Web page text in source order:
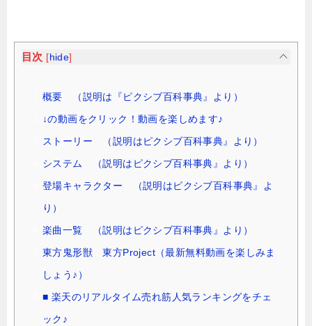
目次 [ hide]
概要 （説明は『ピクシブ百科事典』より）
↓の動画をクリック！動画を楽しめます♪
ストーリー （説明はピクシブ百科事典』より）
システム （説明はピクシブ百科事典』より）
登場キャラクター （説明はピクシブ百科事典』よ
り）
楽曲一覧 （説明はピクシブ百科事典』より）
東方鬼形獣 東方Project（最新無料動画を楽しみま
しょう♪）
■ 楽天のリアルタイム売れ筋人気ランキングをチェ
ック♪